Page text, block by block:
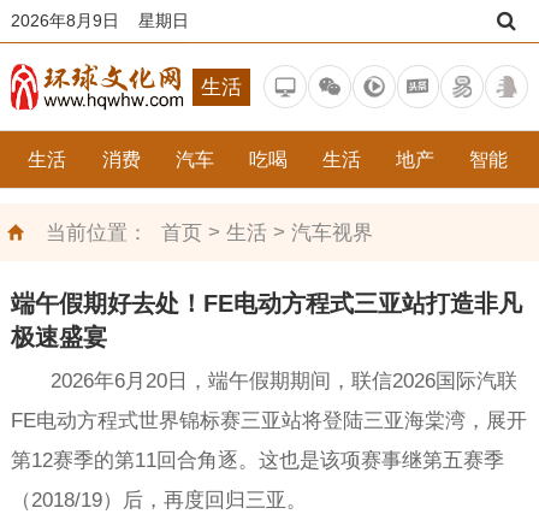
2026年8月9日 星期日
生活
生活 消费 汽车 吃喝 生活 地产 智能
当前位置： 首页> 生活 > 汽车视界
端午假期好去处！FE电动方程式三亚站打造非凡
极速盛宴
2026年6月20日，端午假期期间，联信2026国际汽联
FE电动方程式世界锦标赛三亚站将登陆三亚海棠湾，展开
第12赛季的第11回合角逐。这也是该项赛事继第五赛季
（2018/19）后，再度回归三亚。